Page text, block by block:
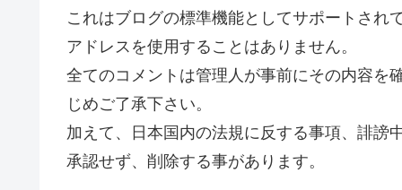
これはブログの標準機能としてサポートされ
アドレスを使用することはありません。
全てのコメントは管理人が事前にその内容を
じめご了承下さい。
加えて、日本国内の法規に反する事項、誹謗
承認せず、削除する事があります。